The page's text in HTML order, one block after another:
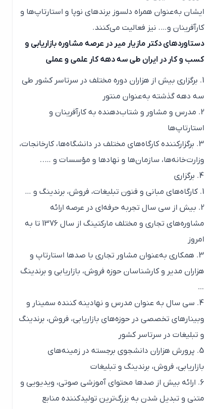
ایشان به‌عنوان همراه دلسوز برندهای نوپا و استارتاپ‌ها و
کارآفرینان و…. نیز فعالیت می‌کنند.
دستاوردهای دکتر مازیار میر در عرصه مشاوره بازاریابی و
کسب و کار در ایران طی سه دهه کار علمی و عملی
برگزاری بیش از هزاران دوره‌ مختلف در سرتاسر کشور طی
سه دهه گذشته به‌عنوان منتور
مدرس و مشاور و شتاب‌دهنده به کارآفرینان و
استارتاپ‌ها
برگزارکننده کارگاه‌های مختلف در دانشگاه‌ها، کارخانجات،
وزارت‌خانه‌ها، سازمان‌ها و نهادها و مؤسسات و …..
برگزاری
کارگاه‌های مبانی و فنون تبلیغات، فروش، برندینگ و …
بیش از سی سال تجربه حرفه‌ای در عرصه ارائه
مشاوره‌های تجاری و مختلف مارکتینگ از سال 1376 تا به
امروز
همکاری به‌عنوان مشاور تجاری با صدها استارتاپ و
هزاران مدیر و کارشناسان حوزه فروش، بازاریابی و برندینگ
سی سال به عنوان مدرس و نهادینه کننده سمینار و
وبینارهای تخصصی در حوزه‌های بازاریابی، فروش، برندینگ
و تبلیغات در سرتاسر کشور
پرورش هزاران دانشجوی برجسته در زمینه‌های
بازاریابی، فروش، برندینگ و تبلیغات
ارائه بیش از صدها محتوای آموزشی صوتی، ویدیویی و
متنی و تبدیل شدن به بزرگ‌ترین تولیدکننده منابع